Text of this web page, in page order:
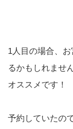
1人目の場合、
るかもしれませ
オススメです！
予約していたの